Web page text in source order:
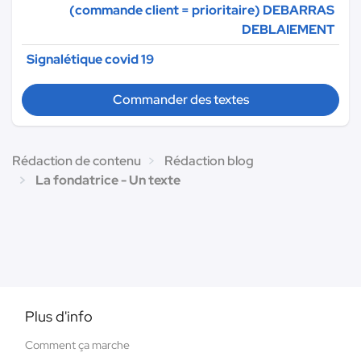
(commande client = prioritaire) DEBARRAS
DEBLAIEMENT
Signalétique covid 19
Commander des textes
Rédaction de contenu
Rédaction blog
La fondatrice - Un texte
Plus d'info
Comment ça marche